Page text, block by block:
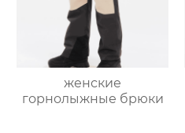
женские
горнолыжные брюки